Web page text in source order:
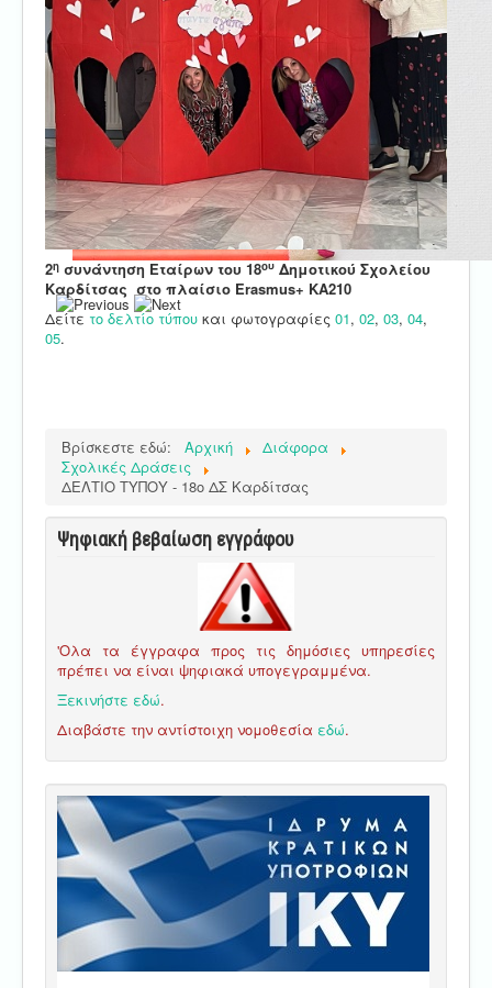
2η συνάντηση Εταίρων του 18ου Δημοτικού Σχολείου
Καρδίτσας στο πλαίσιο Erasmus+ KA210
Δείτε το δελτίο τύπου και φωτογραφίες 01, 02, 03, 04,
05.
Βρίσκεστε εδώ: Αρχική
Διάφορα
Σχολικές Δράσεις
ΔΕΛΤΙΟ ΤΥΠΟΥ - 18ο ΔΣ Καρδίτσας
Ψηφιακή βεβαίωση εγγράφου
'Ολα τα έγγραφα προς τις δημόσιες υπηρεσίες
πρέπει να είναι ψηφιακά υπογεγραμμένα.
Ξεκινήστε εδώ.
Διαβάστε την αντίστοιχη νομοθεσία εδώ.